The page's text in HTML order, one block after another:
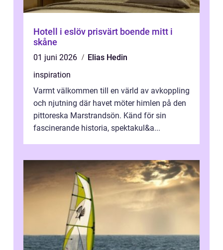
Hotell i eslöv prisvärt boende mitt i
skåne
01 juni 2026
Elias Hedin
inspiration
Varmt välkommen till en värld av avkoppling
och njutning där havet möter himlen på den
pittoreska Marstrandsön. Känd för sin
fascinerande historia, spektakul&a...